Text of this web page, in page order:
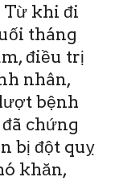
Từ khi đi
tháng
điều trị
nhân,
bệnh
chứng
bị đột quỵ
khăn,